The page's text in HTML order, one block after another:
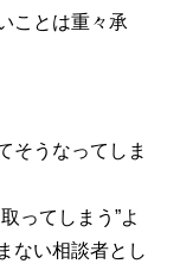
ことは重々承
そうなってしま
ってしまう”よ
ない相談者とし